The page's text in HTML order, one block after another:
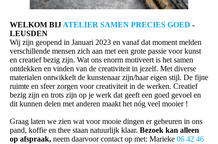
WELKOM BIJ ATELIER SAMEN PRECIES GOED -
LEUSDEN
Wij zijn geopend in Januari 2023 en vanaf dat moment melden
verschillende mensen zich aan met een grote passie voor kunst
en creatief bezig zijn. Wat ons enorm motiveert is het samen
ontdekken en vinden van de creativiteit in jezelf. Met diverse
materialen ontwikkelt de kunstenaar zijn/haar eigen stijl. De fijne
ruimte en sfeer zorgen voor creativiteit in de werken. Creatief
bezig zijn en trots zijn op je werk dat geeft een goed gevoel en
dit kunnen delen met anderen maakt het nóg veel mooier !
Graag laten we zien wat voor mooie dingen er gebeuren in ons
pand, koffie en thee staan natuurlijk klaar. Bezoek kan alleen
op afspraak, neem daarvoor contact op met: Marieke 06 42 46